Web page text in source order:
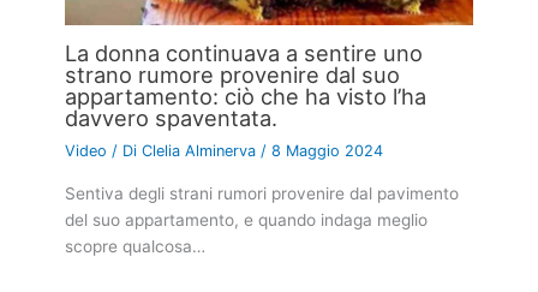
La donna continuava a sentire uno
strano rumore provenire dal suo
appartamento: ciò che ha visto l’ha
davvero spaventata.
Video / DiClelia Alminerva/8 Maggio 2024
Sentiva degli strani rumori provenire dal pavimento
del suo appartamento, e quando indaga meglio
scopre qualcosa…